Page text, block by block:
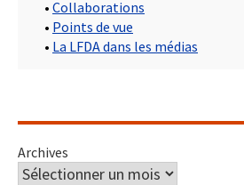
• Collaborations
• Points de vue
• La LFDA dans les médias
Archives